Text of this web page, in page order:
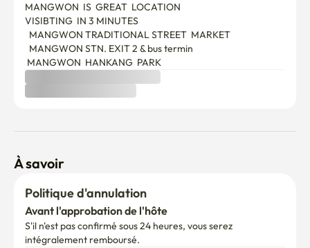
MANGWON  IS  GREAT  LOCATION
VISIBTING  IN 3 MINUTES
MANGWON  HANKANG  PARK
À savoir
Politique d'annulation
Avant l'approbation de l'hôte
S'il n'est pas confirmé sous 24 heures, vous serez
intégralement remboursé.